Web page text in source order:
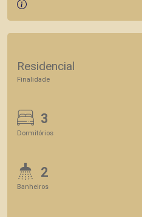
Residencial
Finalidade
3
Dormitórios
2
Banheiros